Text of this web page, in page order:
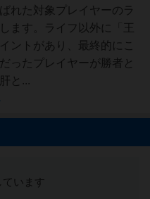
れた対象プレイヤーのラ
ます。ライフ以外に「王
ントがあり、最終的にこ
ったプレイヤーが勝者と
と...
います